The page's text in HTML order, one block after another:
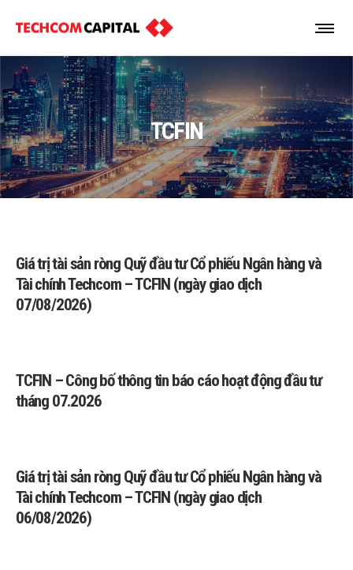
TCFIN
Giá trị tài sản ròng Quỹ đầu tư Cổ phiếu Ngân hàng và
Tài chính Techcom – TCFIN (ngày giao dịch
07/08/2026)
TCFIN – Công bố thông tin báo cáo hoạt động đầu tư
tháng 07.2026
Giá trị tài sản ròng Quỹ đầu tư Cổ phiếu Ngân hàng và
Tài chính Techcom – TCFIN (ngày giao dịch
06/08/2026)